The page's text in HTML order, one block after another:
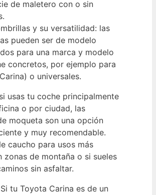
de maletero con o sin
y su versatilidad: las
pueden ser de modelo
para una marca y modelo
concretos, por ejemplo para
o universales.
usas tu coche principalmente
o por ciudad, las
moqueta son una opción
y muy recomendable.
caucho para usos más
zonas de montaña o si sueles
sin asfaltar.
Si tu Toyota Carina es de un